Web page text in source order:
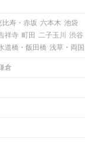
している方は必見です。
比寿・赤坂 六本木 池袋
祥寺 町田 二子玉川
渋谷
道橋・飯田橋 浅草・両国
倉